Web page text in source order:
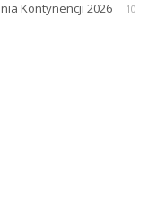
Kontynencji 2026
10